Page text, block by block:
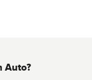
Auto?